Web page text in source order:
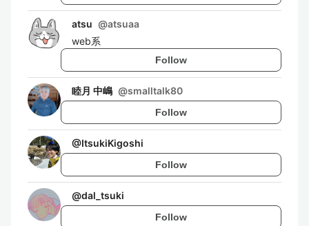
atsu @atsuaa
web系
Follow
睦月 中嶋 @smalltalk80
Follow
@ItsukiKigoshi
Follow
@dal_tsuki
Follow